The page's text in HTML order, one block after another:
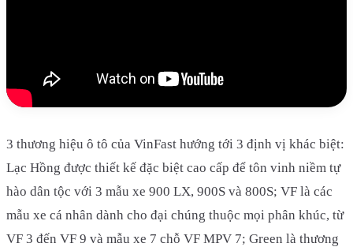
3 thương hiệu ô tô của VinFast hướng tới 3 định vị khác biệt:
Lạc Hồng được thiết kế đặc biệt cao cấp để tôn vinh niềm tự
hào dân tộc với 3 mẫu xe 900 LX, 900S và 800S; VF là các
mẫu xe cá nhân dành cho đại chúng thuộc mọi phân khúc, từ
VF 3 đến VF 9 và mẫu xe 7 chỗ VF MPV 7; Green là thương